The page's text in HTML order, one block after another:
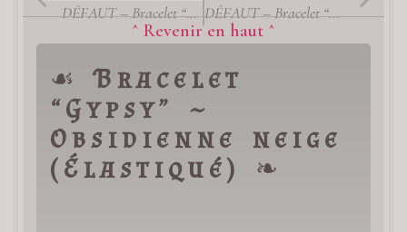
DÉFAUT – Bracelet “Gypsy” ~ Fluorite Verte & Violette / PIÈCE UNIQUE DÉFAUT – Bracelet “Gypsy” ~ Fluorite Violette / PIÈCE UNIQUE
^ Revenir en haut ^
☙Bracelet
“Gypsy” ~
Obsidienne neige
(Élastiqué) ❧